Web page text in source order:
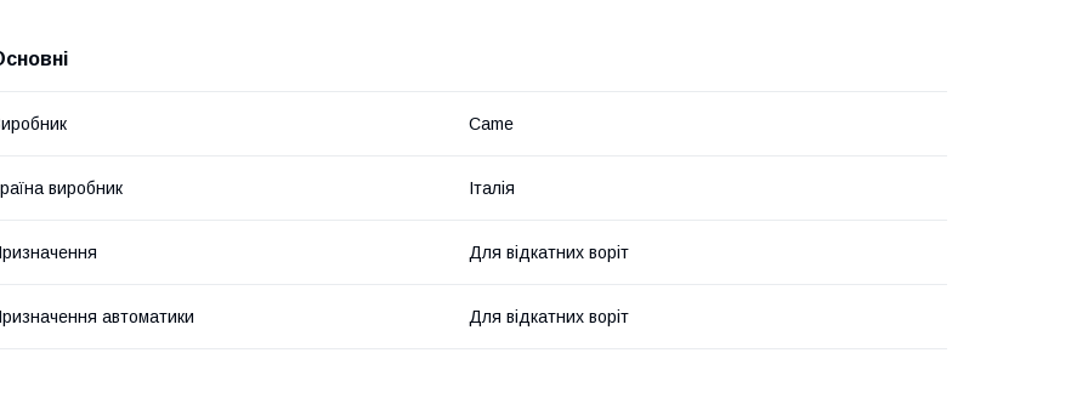
Came
виробник Італія
Для відкатних воріт
автоматики Для відкатних воріт